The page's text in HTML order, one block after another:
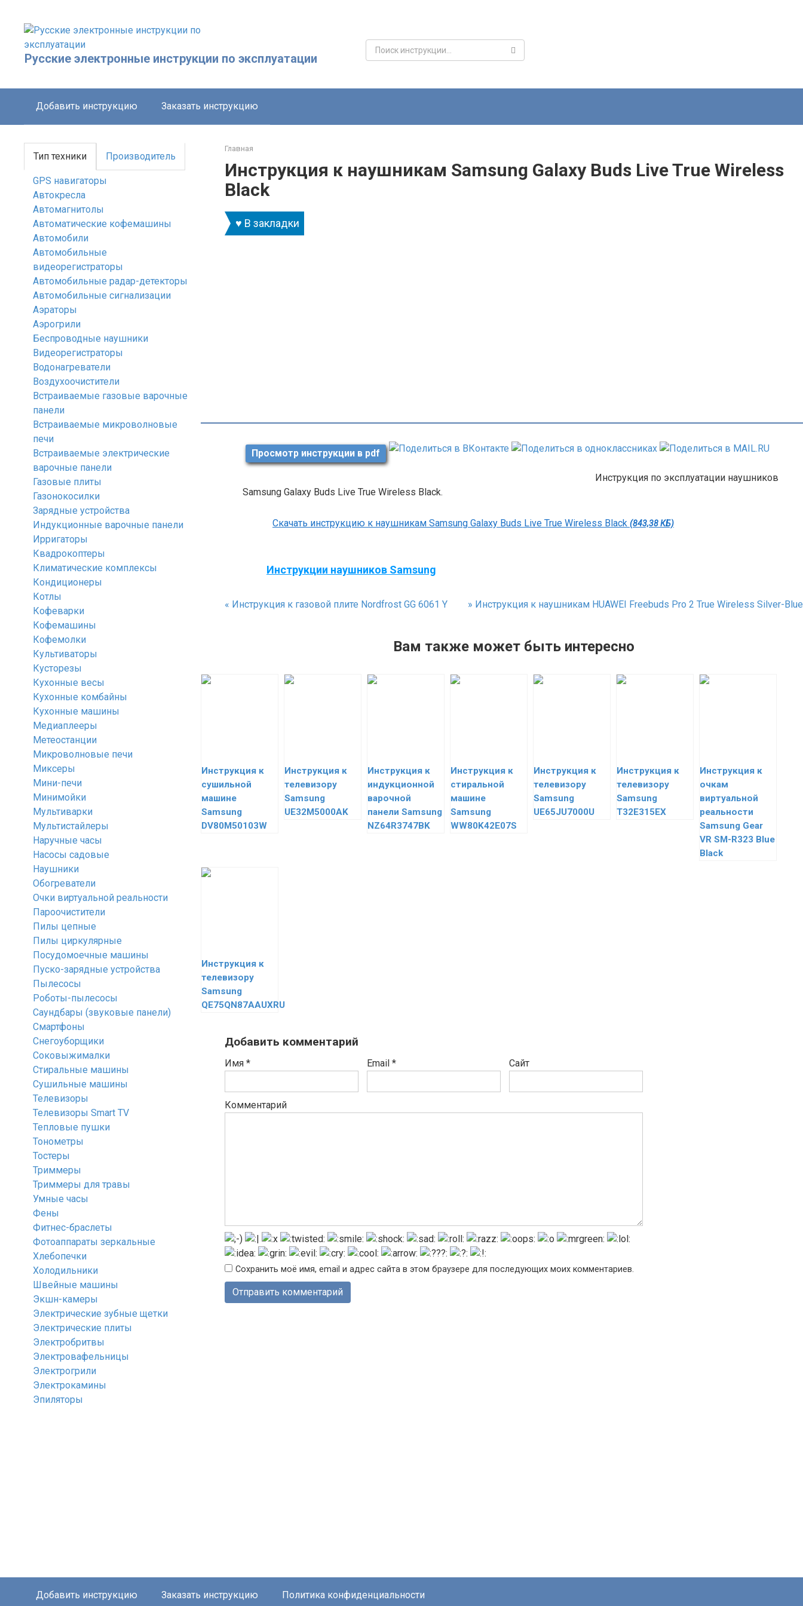
контенту
Русские электронные инструкции по эксплуатации
Поиск:
Добавить инструкцию Заказать инструкцию
Главная
Инструкция к наушникам Samsung Galaxy Buds Live True Wireless
Black
♥ В закладки
Просмотр инструкции в pdf
Инструкция по эксплуатации наушников
Samsung Galaxy Buds Live True Wireless Black.
Скачать инструкцию к наушникам Samsung Galaxy Buds Live True Wireless Black (843,38 КБ)
Инструкции наушников Samsung
« Инструкция к газовой плите Nordfrost GG 6061 Y » Инструкция к наушникам HUAWEI Freebuds Pro 2 True Wireless Silver-Blue
Вам также может быть интересно
Инструкция к
сушильной
машине
Samsung
DV80M50103W
Инструкция к
телевизору
Samsung
UE32M5000AK
Инструкция к
индукционной
варочной
панели Samsung
NZ64R3747BK
Инструкция к
стиральной
машине
Samsung
WW80K42E07S
Инструкция к
телевизору
Samsung
UE65JU7000U
Инструкция к
телевизору
Samsung
T32E315EX
Инструкция к
очкам
виртуальной
реальности
Samsung Gear
VR SM-R323 Blue
Black
Инструкция к
телевизору
Samsung
QE75QN87AAUXRU
Добавить комментарий
Имя * Email * Сайт
Комментарий
Сохранить моё имя, email и адрес сайта в этом браузере для последующих моих комментариев.
Тип техники Производитель
GPS навигаторы
Автокресла
Автомагнитолы
Автоматические кофемашины
Автомобили
Автомобильные
видеорегистраторы
Автомобильные радар-детекторы
Автомобильные сигнализации
Аэраторы
Аэрогрили
Беспроводные наушники
Видеорегистраторы
Водонагреватели
Воздухоочистители
Встраиваемые газовые варочные
панели
Встраиваемые микроволновые
печи
Встраиваемые электрические
варочные панели
Газовые плиты
Газонокосилки
Зарядные устройства
Индукционные варочные панели
Ирригаторы
Квадрокоптеры
Климатические комплексы
Кондиционеры
Котлы
Кофеварки
Кофемашины
Кофемолки
Культиваторы
Кусторезы
Кухонные весы
Кухонные комбайны
Кухонные машины
Медиаплееры
Метеостанции
Микроволновые печи
Миксеры
Мини-печи
Минимойки
Мультиварки
Мультистайлеры
Наручные часы
Насосы садовые
Наушники
Обогреватели
Очки виртуальной реальности
Пароочистители
Пилы цепные
Пилы циркулярные
Посудомоечные машины
Пуско-зарядные устройства
Пылесосы
Роботы-пылесосы
Саундбары (звуковые панели)
Смартфоны
Снегоуборщики
Соковыжималки
Стиральные машины
Сушильные машины
Телевизоры
Телевизоры Smart TV
Тепловые пушки
Тонометры
Тостеры
Триммеры
Триммеры для травы
Умные часы
Фены
Фитнес-браслеты
Фотоаппараты зеркальные
Хлебопечки
Холодильники
Швейные машины
Экшн-камеры
Электрические зубные щетки
Электрические плиты
Электробритвы
Электровафельницы
Электрогрили
Электрокамины
Эпиляторы
Добавить инструкцию Заказать инструкцию Политика конфиденциальности